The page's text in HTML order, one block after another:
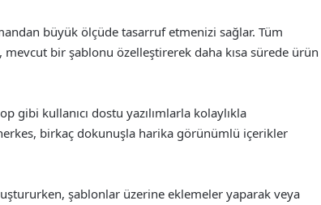
büyük ölçüde tasarruf etmenizi sağlar. Tüm
mevcut bir şablonu özelleştirerek daha kısa sürede ürün
gibi kullanıcı dostu yazılımlarla kolaylıkla
birkaç dokunuşla harika görünümlü içerikler
şablonlar üzerine eklemeler yaparak veya